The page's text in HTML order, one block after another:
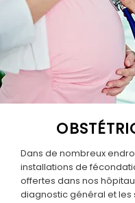
Dans de nombreux
installations de
offertes dans nos
diagnostic général et les